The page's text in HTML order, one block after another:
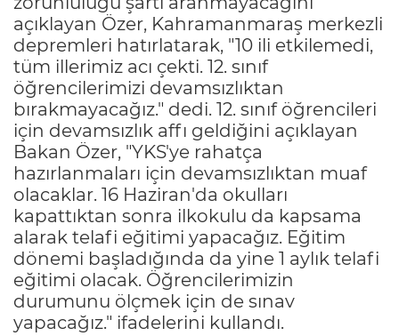
açıklayan Özer, Kahramanmaraş merkezli
depremleri hatırlatarak, "10 ili etkilemedi,
tüm illerimiz acı çekti. 12. sınıf
öğrencilerimizi devamsızlıktan
bırakmayacağız." dedi. 12. sınıf öğrencileri
için devamsızlık affı geldiğini açıklayan
Bakan Özer, "YKS'ye rahatça
hazırlanmaları için devamsızlıktan muaf
olacaklar. 16 Haziran'da okulları
kapattıktan sonra ilkokulu da kapsama
alarak telafi eğitimi yapacağız. Eğitim
dönemi başladığında da yine 1 aylık telafi
eğitimi olacak. Öğrencilerimizin
durumunu ölçmek için de sınav
yapacağız." ifadelerini kullandı.